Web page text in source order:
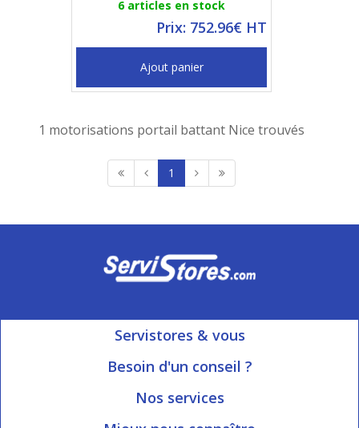
6 articles en stock
Prix: 752.96€ HT
Ajout panier
1 motorisations portail battant Nice trouvés
1
Servistores & vous
Mon compte
Besoin d'un conseil ?
Ouvert du Lundi au Vendredi
Nos services
Informations livraison